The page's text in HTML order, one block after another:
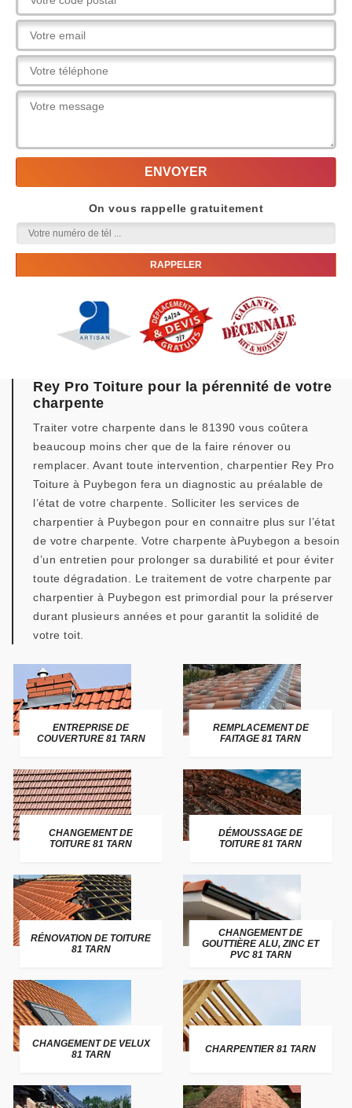
On vous rappelle gratuitement
Rey Pro Toiture pour la pérennité de votre
charpente
Traiter votre charpente dans le 81390 vous coûtera
beaucoup moins cher que de la faire rénover ou
remplacer. Avant toute intervention, charpentier Rey Pro
Toiture à Puybegon fera un diagnostic au préalable de
l’état de votre charpente. Solliciter les services de
charpentier à Puybegon pour en connaitre plus sur l’état
de votre charpente. Votre charpente àPuybegon a besoin
d’un entretien pour prolonger sa durabilité et pour éviter
toute dégradation. Le traitement de votre charpente par
charpentier à Puybegon est primordial pour la préserver
durant plusieurs années et pour garantit la solidité de
votre toit.
ENTREPRISE DE
COUVERTURE 81 TARN
REMPLACEMENT DE
FAITAGE 81 TARN
CHANGEMENT DE
TOITURE 81 TARN
DÉMOUSSAGE DE
TOITURE 81 TARN
RÉNOVATION DE TOITURE
81 TARN
CHANGEMENT DE
GOUTTIÈRE ALU, ZINC ET
PVC 81 TARN
CHANGEMENT DE VELUX
81 TARN
CHARPENTIER 81 TARN